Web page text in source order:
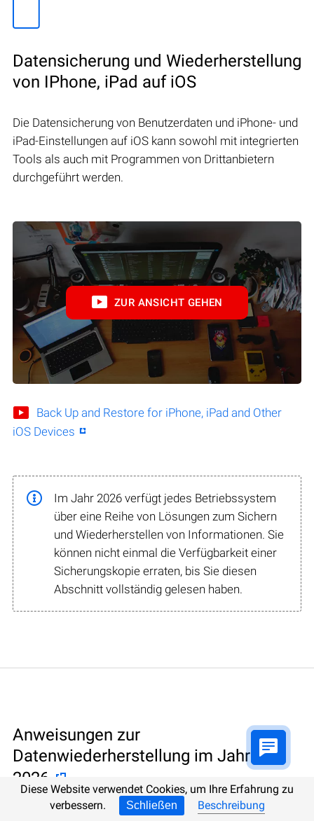
Datensicherung und Wiederherstellung
von IPhone, iPad auf iOS
Die Datensicherung von Benutzerdaten und iPhone- und
iPad-Einstellungen auf iOS kann sowohl mit integrierten
Tools als auch mit Programmen von Drittanbietern
durchgeführt werden.
ZUR ANSICHT GEHEN
Back Up and Restore for iPhone, iPad and Other
iOS Devices
Im Jahr 2026 verfügt jedes Betriebssystem
über eine Reihe von Lösungen zum Sichern
und Wiederherstellen von Informationen. Sie
können nicht einmal die Verfügbarkeit einer
Sicherungskopie erraten, bis Sie diesen
Abschnitt vollständig gelesen haben.
Anweisungen zur
Datenwiederherstellung im Jahr
2026
Diese Website verwendet Cookies, um Ihre Erfahrung zu
verbessern.
Schließen Beschreibung